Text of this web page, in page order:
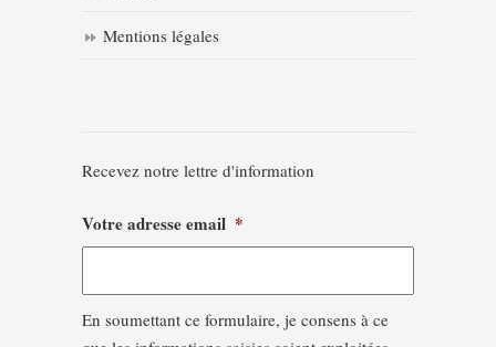
Mentions légales
Recevez notre lettre d'information
Votre adresse email *
En soumettant ce formulaire, je consens à ce